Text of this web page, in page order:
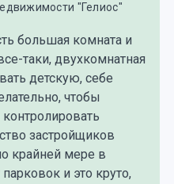
"Гелиос"
большая комната и
таки, двухкомнатная
детскую, себе
чтобы
застройщиков
крайней мере в
и это круто,